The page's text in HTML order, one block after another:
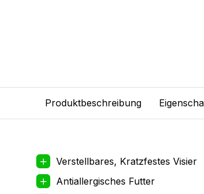
Produktbeschreibung
Verstellbares, Kratzfestes Visier
Antiallergisches Futter